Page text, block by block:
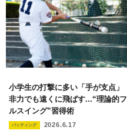
小学生の打撃に多い「手が支点」
非力でも遠くに飛ばす...“理論的フ
ルスイング”習得術
バッティング 2026.6.17